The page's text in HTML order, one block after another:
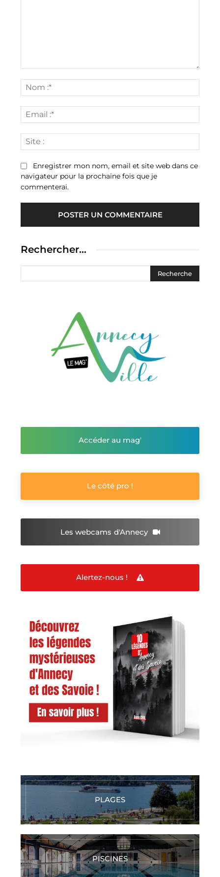
:*
:*
:
Enregistrer mon nom, email et site web dans ce
navigateur pour la prochaine fois que je
commenterai.
Rechercher…
Accéder au mag'
Le côté pro !
Les webcams d'Annecy
Alertez-nous !
PLAGES
PISCINES